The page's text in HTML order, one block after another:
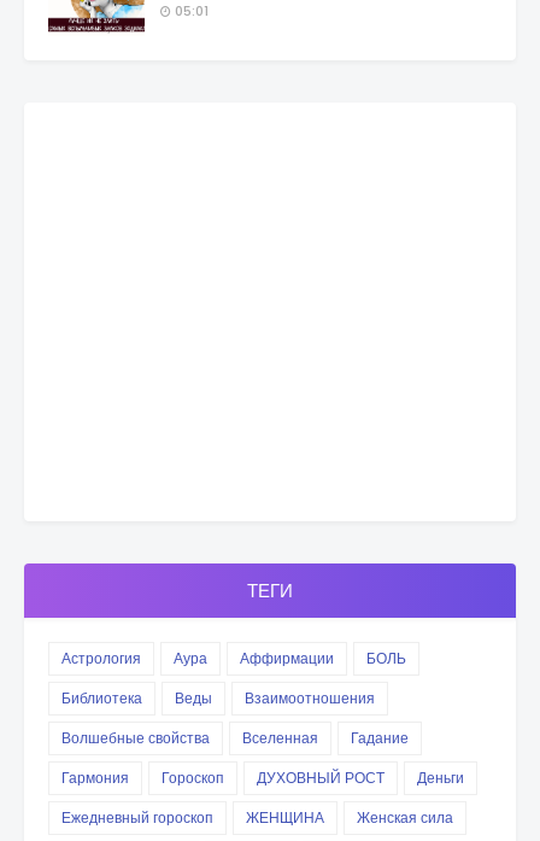
05:01
ТЕГИ
Астрология Аура Аффирмации
БОЛЬ
Библиотека
Веды
Взаимоотношения
Волшебные свойства
Вселенная
Гадание
Гармония
Гороскоп ДУХОВНЫЙ РОСТ
Деньги
Ежедневный гороскоп
ЖЕНЩИНА
Женская сила